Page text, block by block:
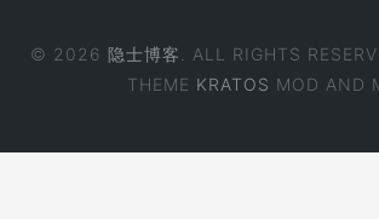
© 2026 隐士博客 . ALL RIGHTS
THEME KRATOS MOD AND